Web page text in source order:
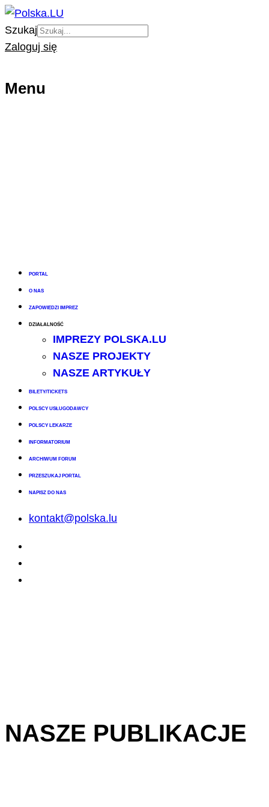
Szukaj
Zaloguj się
Menu
PORTAL
O NAS
ZAPOWIEDZI IMPREZ
DZIAŁALNOŚĆ
IMPREZY POLSKA.LU
NASZE PROJEKTY
NASZE ARTYKUŁY
BILETY/TICKETS
POLSCY USŁUGODAWCY
POLSCY LEKARZE
INFORMATORIUM
ARCHIWUM FORUM
PRZESZUKAJ PORTAL
NAPISZ DO NAS
kontakt@polska.lu
NASZE PUBLIKACJE